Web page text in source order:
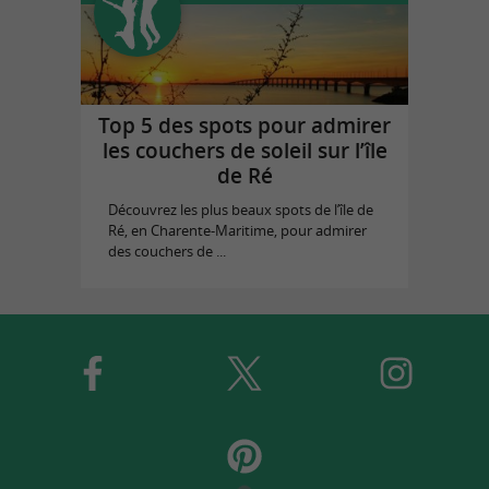
Top 5 des spots pour admirer
les couchers de soleil sur l’île
de Ré
Découvrez les plus beaux spots de l’île de
Ré, en Charente-Maritime, pour admirer
des couchers de ...